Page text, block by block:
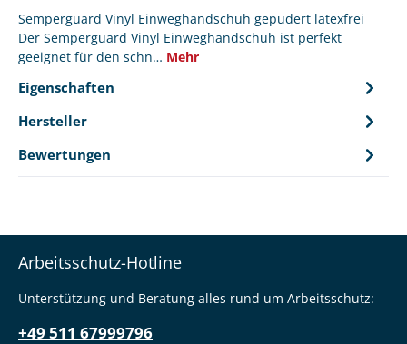
Semperguard Vinyl Einweghandschuh gepudert latexfrei
Der Semperguard Vinyl Einweghandschuh ist perfekt
geeignet für den schn… Mehr
Eigenschaften
Hersteller
Bewertungen
Arbeitsschutz-Hotline
Unterstützung und Beratung alles rund um Arbeitsschutz:
+49 511 67999796